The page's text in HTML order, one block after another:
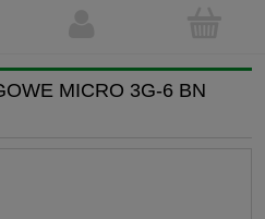
MICRO 3G-6 BN